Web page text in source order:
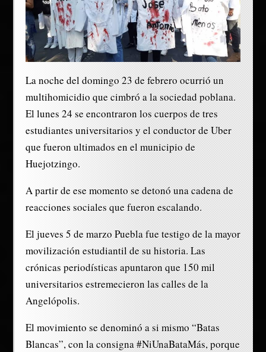
La noche del domingo 23 de febrero ocurrió un
multihomicidio que cimbró a la sociedad poblana.
El lunes 24 se encontraron los cuerpos de tres
estudiantes universitarios y el conductor de Uber
que fueron ultimados en el municipio de
Huejotzingo.
A partir de ese momento se detonó una cadena de
reacciones sociales que fueron escalando.
El jueves 5 de marzo Puebla fue testigo de la mayor
movilización estudiantil de su historia. Las
crónicas periodísticas apuntaron que 150 mil
universitarios estremecieron las calles de la
Angelópolis.
El movimiento se denominó a si mismo “Batas
Blancas”, con la consigna #NiUnaBataMás, porque